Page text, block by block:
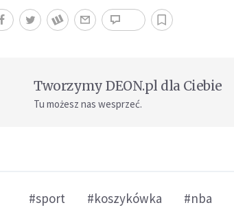
Tworzymy DEON.pl dla Ciebie
Tu możesz nas wesprzeć.
#sport #koszykówka #nba